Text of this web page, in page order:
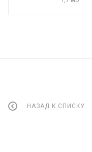
НАЗАД К СПИСКУ